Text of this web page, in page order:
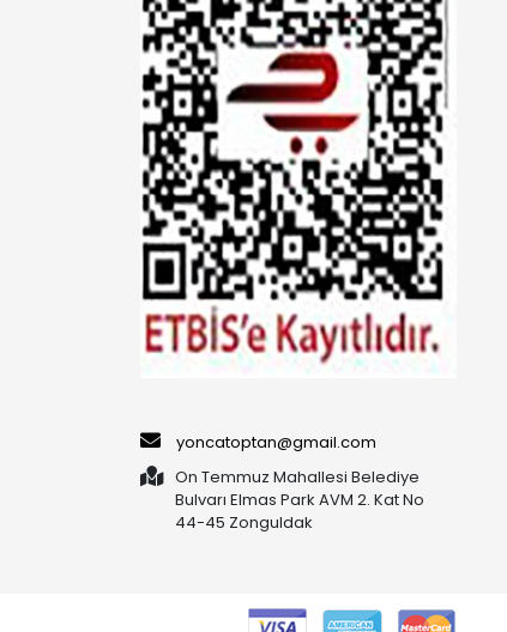
yoncatoptan@gmail.com
On Temmuz Mahallesi Belediye
Bulvarı Elmas Park AVM 2. Kat No
44-45 Zonguldak